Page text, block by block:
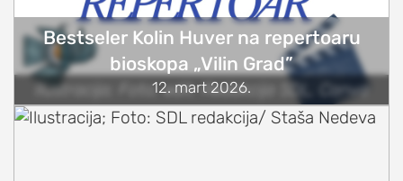
Ilustracija; Foto, edit: Redakcija SDL, Canva
Bestseler Kolin Huver na repertoaru
bioskopa „Vilin Grad”
12. mart 2026.